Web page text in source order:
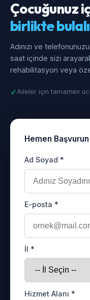
Çocuğunuz
birlikte
Adınızı ve
saat içinde sizi
rehabilitasyon veya
✓Aileler için tamamen
Hemen Başvurun
Ad Soyad *
E-posta *
İl *
Hizmet Alanı *